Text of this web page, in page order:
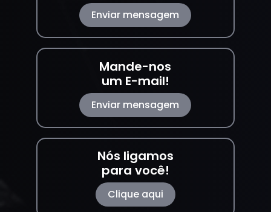
Enviar mensagem
Mande-nos
um E-mail!
Enviar mensagem
Nós ligamos
para você!
Clique aqui